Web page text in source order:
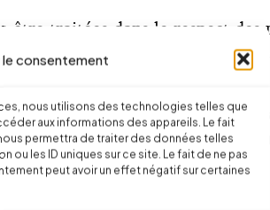
le consentement
nous utilisons des technologies telles que
aux informations des appareils. Le fait
permettra de traiter des données telles
ou les ID uniques sur ce site. Le fait de ne pas
peut avoir un effet négatif sur certaines
traitées dans le respect
le cas échéant,
et à une mise à jour de
le plan technique,